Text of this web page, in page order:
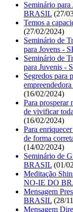
Seminário
BRASIL (27/
Temos a
(27/02/2024)
Seminário de
para Jovens -
Seminário de
para Juvenis -
Segredos para
(16/02/2024)
Para prosperar
de vivificar
(16/02/2024)
Para
de forma
(14/02/2024)
Seminário de
BRASIL (01/
Meditação
NO-IE DO
Mensagem
BRASIL (28/
Mensagem